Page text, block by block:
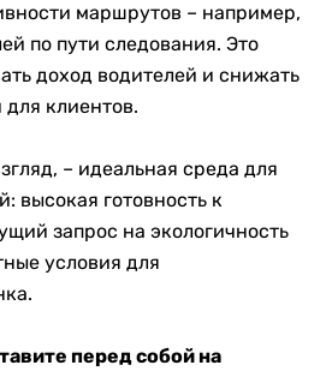
маршрутов – например,
по пути следования. Это
доход водителей и снижать
для клиентов.
– идеальная среда для
высокая готовность к
запрос на экологичность
условия для
перед собой на